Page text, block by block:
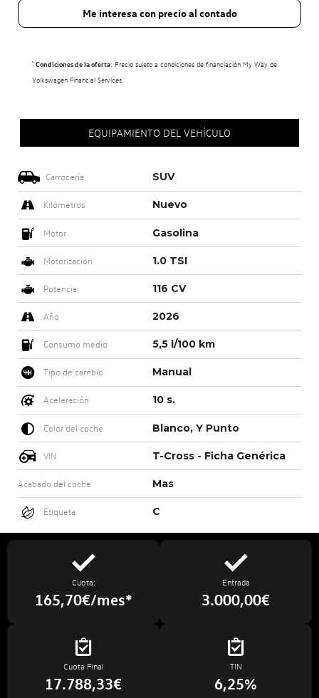
Me interesa con precio al contado
¹ Condiciones de la oferta: Precio sujeto a condiciones de financiación My Way de
Volkswagen Financial Services.
EQUIPAMIENTO DEL VEHÍCULO
Carrocería SUV
Kilómetros Nuevo
Motor Gasolina
Motorización 1.0 TSI
Potencia 116 CV
Año 2026
Consumo medio 5,5 l/100 km
Tipo de cambio Manual
Aceleración 10 s.
Color del coche Blanco, Y Punto
VIN T-Cross - Ficha Genérica
Acabado del coche Mas
Etiqueta C
Cuota:
165,70€/mes*
Entrada
3.000,00€
Cuota Final
17.788,33€
TIN
6,25%